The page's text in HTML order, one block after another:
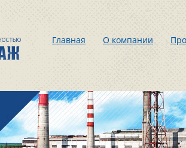
Главная О компании